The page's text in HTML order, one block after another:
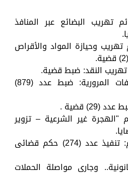
تهريب البضائع عبر المنافذ
وحيازة المواد والأقراص
النقد: ضبط قضية.
فى مجال ضبط المخالفات المرورية: ضبط عدد (879)
قضية .
غير الشرعية – تزوير
فى مجال تنفيذ الأحكام: تنفيذ عدد (274) حكم قضائى
وجارى مواصلة الحملات